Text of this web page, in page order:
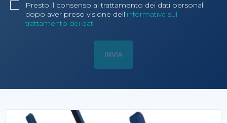
Presto il consenso al trattamento dei dati personali
dopo aver preso visione dell'informativa sul
trattamento dei dati